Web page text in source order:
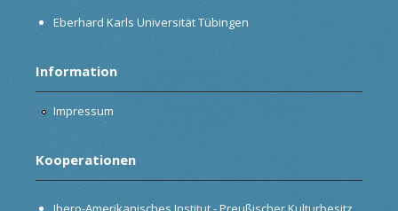
Eberhard Karls Universität Tübingen
Information
Impressum
Kooperationen